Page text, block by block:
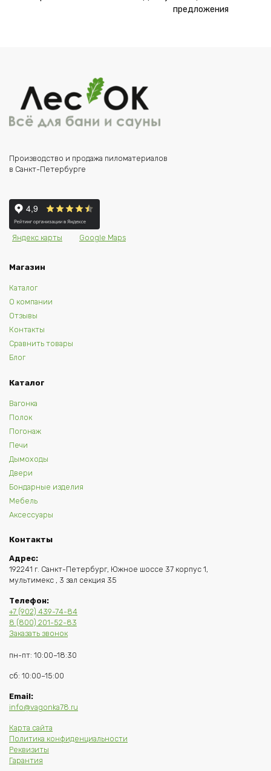
предложения
Производство и продажа пиломатериалов
в Санкт-Петербурге
Яндекс карты Google Maps
Магазин
Каталог
О компании
Отзывы
Контакты
Сравнить товары
Блог
Каталог
Вагонка
Полок
Погонаж
Печи
Дымоходы
Двери
Бондарные изделия
Мебель
Аксессуары
Контакты
Адрес:
192241 г. Санкт-Петербург, Южное шоссе 37 корпус 1,
мультимекс , 3 зал секция 35
Телефон:
+7 (902) 439-74-84
8 (800) 201-52-83
Заказать звонок
пн-пт: 10:00–18:30
сб: 10:00–15:00
Email:
info@vagonka78.ru
Карта сайта
Политика конфиденциальности
Реквизиты
Гарантия